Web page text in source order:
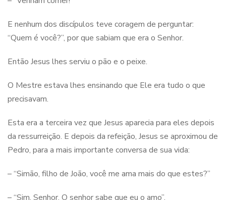
E nenhum dos discípulos teve coragem de perguntar:
“Quem é você?”, por que sabiam que era o Senhor.
Então Jesus lhes serviu o pão e o peixe.
O Mestre estava lhes ensinando que Ele era tudo o que
precisavam.
Esta era a terceira vez que Jesus aparecia para eles depois
da ressurreição. E depois da refeição, Jesus se aproximou de
Pedro, para a mais importante conversa de sua vida:
– “Simão, filho de João, você me ama mais do que estes?”
– “Sim, Senhor. O senhor sabe que eu o amo”.